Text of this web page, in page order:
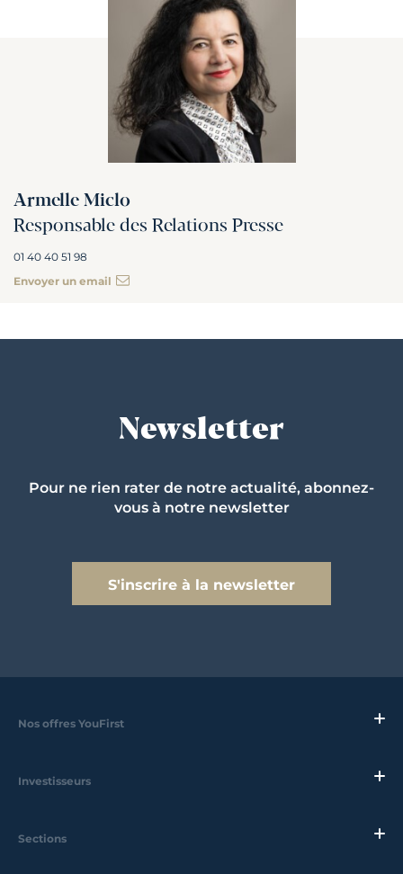
Armelle Miclo
Responsable des Relations Presse
01 40 40 51 98
Envoyer un email
Newsletter
Pour ne rien rater de notre actualité, abonnez-
vous à notre newsletter
S'inscrire à la newsletter
Nos offres YouFirst
Investisseurs
Sections